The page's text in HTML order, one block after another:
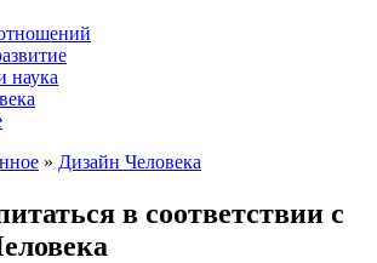
наука
» Дизайн Человека
в соответствии с